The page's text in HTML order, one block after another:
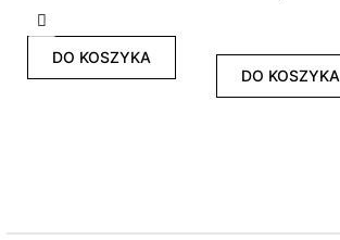
Poprzedni
DO KOSZYKA
DO KOSZYKA